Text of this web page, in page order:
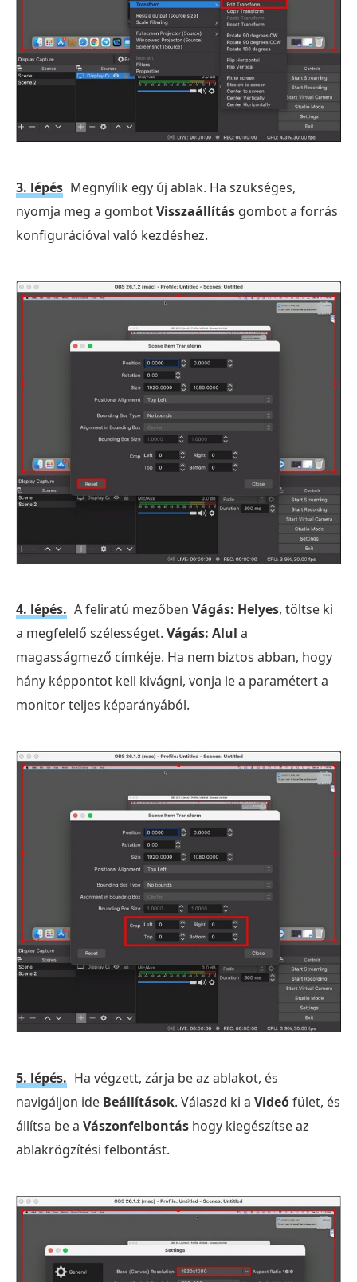
3. lépés Megnyílik egy új ablak. Ha szükséges,
nyomja meg a gombotVisszaállítás gombot a forrás
konfigurációval való kezdéshez.
4. lépés. A feliratú mezőben Vágás: Helyes, töltse ki
a megfelelő szélességet. Vágás: Alul a
magasságmező címkéje. Ha nem biztos abban, hogy
hány képpontot kell kivágni, vonja le a paramétert a
monitor teljes képarányából.
5. lépés. Ha végzett, zárja be az ablakot, és
navigáljon ide Beállítások. Válaszd ki a Videófület, és
állítsa be a Vászonfelbontás hogy kiegészítse az
ablakrögzítési felbontást.